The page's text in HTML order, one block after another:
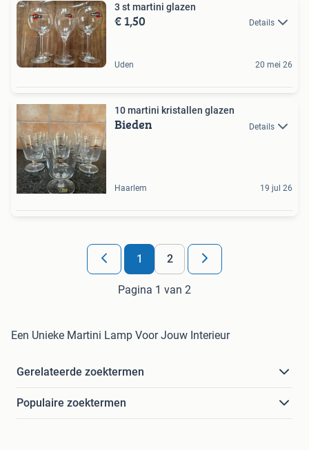
3 st martini glazen
€ 1,50 Details
Uden 20 mei 26
10 martini kristallen glazen
Bieden Details
Haarlem 19 jul 26
1 2
Pagina 1 van 2
Een Unieke Martini Lamp Voor Jouw Interieur
Gerelateerde zoektermen
Populaire zoektermen